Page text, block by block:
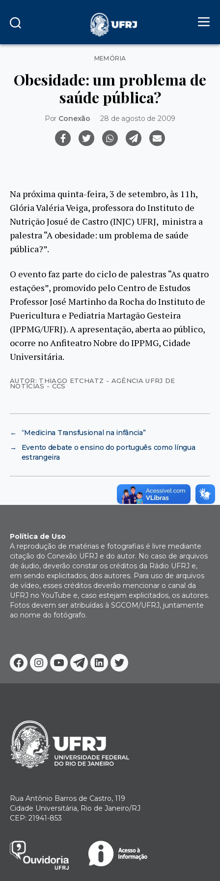
Categorias
MEMÓRIA
Obesidade: um problema de
saúde pública?
Por Conexão 28 de agosto de 2009
Na próxima quinta-feira, 3 de setembro, às 11h,
Glória Valéria Veiga, professora do Instituto de
Nutrição Josué de Castro (INJC) UFRJ, ministra a
palestra “A obesidade: um problema de saúde
pública?”.
O evento faz parte do ciclo de palestras “As quatro
estações”, promovido pelo Centro de Estudos
Professor José Martinho da Rocha do Instituto de
Puericultura e Pediatria Martagão Gesteira
(IPPMG/UFRJ). A apresentação, aberta ao público,
ocorre no Anfiteatro Nobre do IPPMG, Cidade
Universitária.
AUTOR: THIAGO ETCHATZ - AGÊNCIA UFRJ DE
NOTÍCIAS - CCS
←
“Medicina Transfusional na infância”
→
Evento debate o ensino do português como língua
estrangeira
Facebook
Instagram
YoutubeTelegram
Linkedin
Twitter
Política de Uso
A reprodução de matérias e fotografias é livre mediante
citação do Conexão UFRJ e do autor. No caso de arquivos
de áudio, deverão constar os créditos da Rádio UFRJ e,
em sendo explicitados, dos autores. Para uso de arquivos
de vídeo, esses créditos deverão mencionar o canal da
UFRJ no YouTube e, caso estejam explicitados, os autores.
Fotos devem ser atribuídas à SGCOM/UFRJ, juntamente
ao nome do fotógrafo.
Rua Antônio Barros de Castro, 119
Cidade Universitária, Rio de Janeiro/RJ
CEP: 21941-853